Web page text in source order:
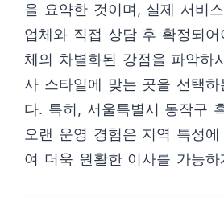
을 요약한 것이며, 실제 서비
업체와 직접 상담 후 확정되
체의 차별화된 강점을 파악하
사 스타일에 맞는 곳을 선택
다. 특히, 서울특별시 동작구
오랜 운영 경험은 지역 특성
여 더욱 원활한 이사를 가능